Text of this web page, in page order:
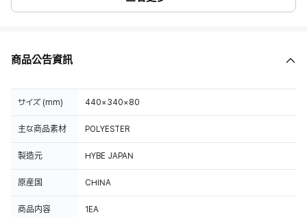
商品公告資訊
サイズ (mm) 440×340×80
主な商品素材 POLYESTER
製造元 HYBE JAPAN
原産国 CHINA
商品内容 1EA